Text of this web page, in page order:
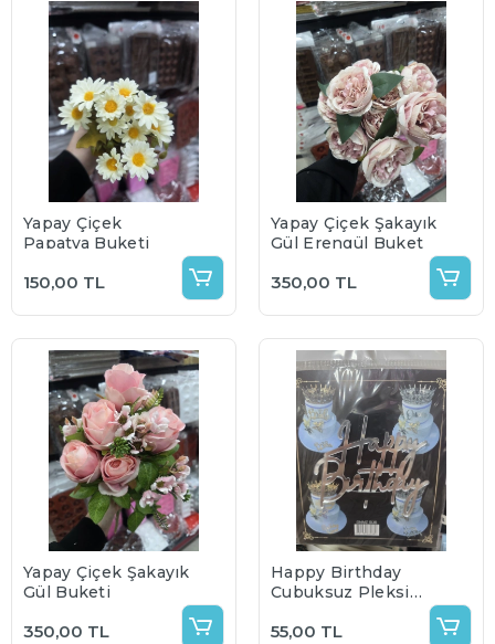
Yapay Çiçek
Papatya Buketi
150,00 TL
Yapay Çiçek Şakayık
Gül Erengül Buket
350,00 TL
Yapay Çiçek Şakayık
Gül Buketi
350,00 TL
Happy Birthday
Çubuksuz Pleksi
Seçenekli
55,00 TL